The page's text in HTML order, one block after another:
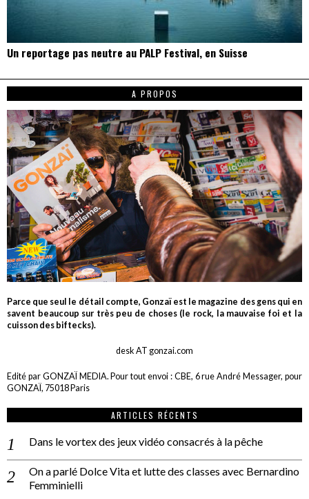
Un reportage pas neutre au PALP Festival, en Suisse
A PROPOS
Parce que seul le détail compte, Gonzaï est le magazine des gens qui en
savent beaucoup sur très peu de choses (le rock, la mauvaise foi et la
cuisson des biftecks).
desk AT gonzai.com
Edité par GONZAÏ MEDIA. Pour tout envoi : CBE, 6 rue André Messager, pour
GONZAÏ, 75018 Paris
ARTICLES RÉCENTS
Dans le vortex des jeux vidéo consacrés à la pêche
On a parlé Dolce Vita et lutte des classes avec Bernardino
Femminielli